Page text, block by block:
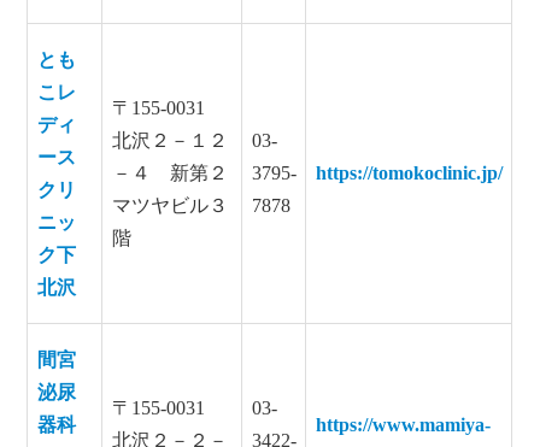
とも
こレ
ディ
ース
クリ
ニッ
ク下
北沢
〒155-0031
北沢２－１２
－４ 新第２
マツヤビル３
階
03-
3795-
7878
https://tomokoclinic.jp/
間宮
泌尿
器科
〒155-0031
北沢２－２－
03-
3422-
https://www.mamiya-